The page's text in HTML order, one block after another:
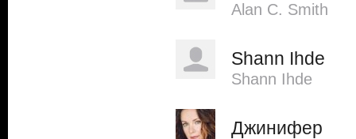
Alan C. Smith
Shann Ihde
Shann Ihde
Джинифер